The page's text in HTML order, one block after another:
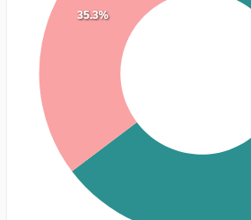
35.3%